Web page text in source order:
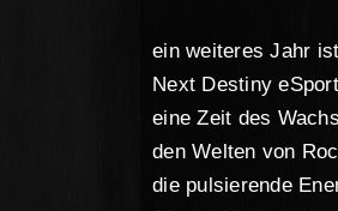
ein weiteres Jahr
Next Destiny
eine Zeit des
den Welten von
die pulsierende